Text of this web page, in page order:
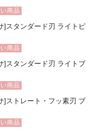
商品
]スタンダード刃 ライトピ
商品
]スタンダード刃 ライトブ
商品
]ストレート・フッ素刃 ブ
商品